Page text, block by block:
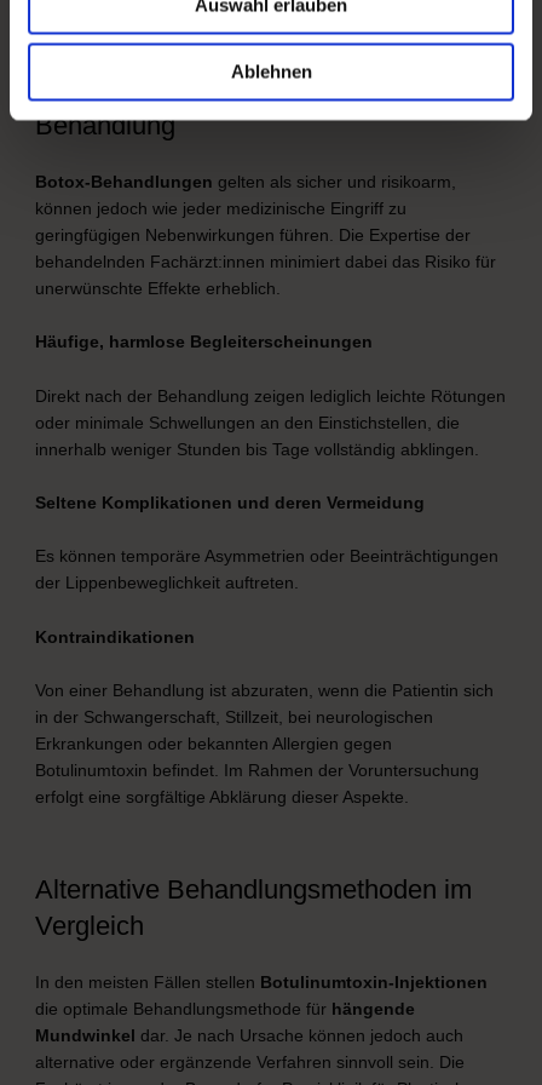
Auswahl erlauben
Ablehnen
Risiken und Nebenwirkungen der Botox-
Behandlung
Botox-Behandlungen gelten als sicher und risikoarm,
können jedoch wie jeder medizinische Eingriff zu
geringfügigen Nebenwirkungen führen. Die Expertise der
behandelnden Fachärzt:innen minimiert dabei das Risiko für
unerwünschte Effekte erheblich.
Häufige, harmlose Begleiterscheinungen
Direkt nach der Behandlung zeigen lediglich leichte Rötungen
oder minimale Schwellungen an den Einstichstellen, die
innerhalb weniger Stunden bis Tage vollständig abklingen.
Seltene Komplikationen und deren Vermeidung
Es können temporäre Asymmetrien oder Beeinträchtigungen
der Lippenbeweglichkeit auftreten.
Kontraindikationen
Von einer Behandlung ist abzuraten, wenn die Patientin sich
in der Schwangerschaft, Stillzeit, bei neurologischen
Erkrankungen oder bekannten Allergien gegen
Botulinumtoxin befindet. Im Rahmen der Voruntersuchung
erfolgt eine sorgfältige Abklärung dieser Aspekte.
Alternative Behandlungsmethoden im
Vergleich
In den meisten Fällen stellen Botulinumtoxin-Injektionen
die optimale Behandlungsmethode für hängende
Mundwinkel dar. Je nach Ursache können jedoch auch
alternative oder ergänzende Verfahren sinnvoll sein. Die